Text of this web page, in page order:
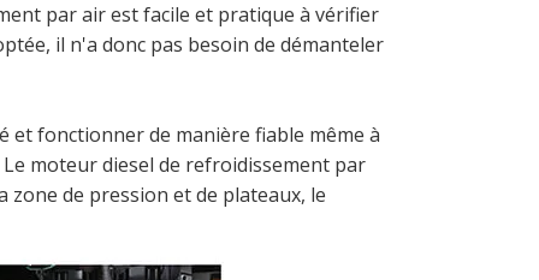
par air est facile et pratique à vérifier
il n'a donc pas besoin de démanteler
fonctionner de manière fiable même à
moteur diesel de refroidissement par
zone de pression et de plateaux, le